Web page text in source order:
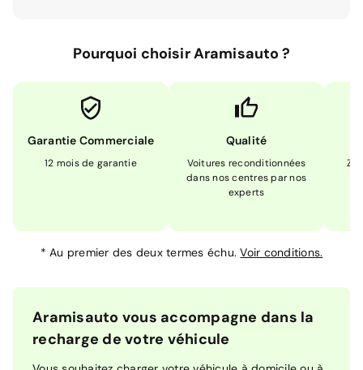
Pourquoi choisir Aramisauto ?
Garantie Commerciale
12 mois de garantie
Qualité
Voitures reconditionnées
dans nos centres par nos
experts
*Au premier des deux termes échu.Voir conditions.
Aramisauto vous accompagne dans la
recharge de votre véhicule